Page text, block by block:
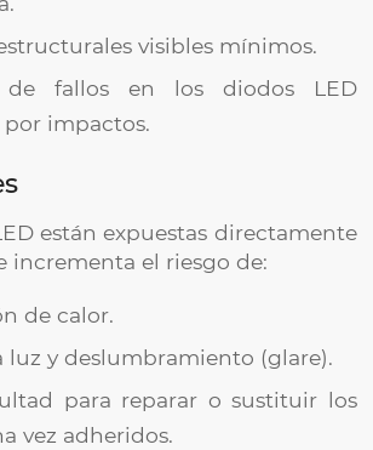
visibles mínimos.
de fallos en los diodos LED
impactos.
están expuestas directamente
incrementa el riesgo de:
de calor.
luz y deslumbramiento (glare).
para reparar o sustituir los
vez adheridos.